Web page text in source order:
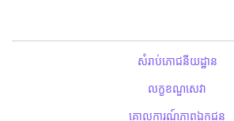
សំរាប់ភោជនីយដ្ឋាន
លក្ខខណ្ឌសេវា
គោលការណ៍ភាពឯកជន